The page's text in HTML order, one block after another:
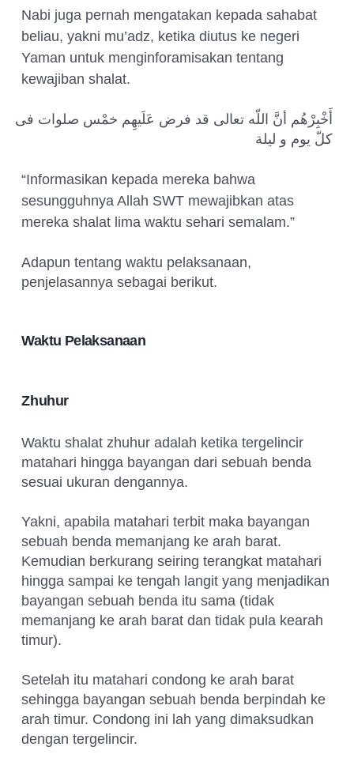
Nabi juga pernah mengatakan kepada sahabat
beliau, yakni mu’adz, ketika diutus ke negeri
Yaman untuk menginforamisakan tentang
kewajiban shalat.
أَخْبِرْهُم أنَّ اللّه تعالى قد فرض عَلَيهِم خمْس صلوات فى
كلّ يوم و ليلة
“Informasikan kepada mereka bahwa
sesungguhnya Allah SWT mewajibkan atas
mereka shalat lima waktu sehari semalam.”
Adapun tentang waktu pelaksanaan,
penjelasannya sebagai berikut.
Waktu Pelaksanaan
Zhuhur
Waktu shalat zhuhur adalah ketika tergelincir
matahari hingga bayangan dari sebuah benda
sesuai ukuran dengannya.
Yakni, apabila matahari terbit maka bayangan
sebuah benda memanjang ke arah barat.
Kemudian berkurang seiring terangkat matahari
hingga sampai ke tengah langit yang menjadikan
bayangan sebuah benda itu sama (tidak
memanjang ke arah barat dan tidak pula kearah
timur).
Setelah itu matahari condong ke arah barat
sehingga bayangan sebuah benda berpindah ke
arah timur. Condong ini lah yang dimaksudkan
dengan tergelincir.